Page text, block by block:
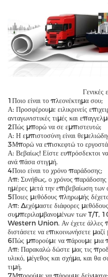
Γενικές
1Ποιο είναι το πλεονέκτημα σου;
Α: Προσφέρουμε ειλικρινείς
ανταγωνιστικές τιμές και
2Πώς μπορώ να σε εμπιστευτώ;
Α: Η εμπιστοσύνη είναι
3Μπορώ να επισκεφτώ το
Α: Βεβαίως! Είστε ευπρόσδεκτοι
ανά πάσα στιγμή.
4Ποιο είναι το χρόνο παράδοσης;
Απ: Συνήθως, ο χρόνος
ημέρες μετά την επιβεβαίωση των
5Ποιες μεθόδους πληρωμής
Απ: Δεχόμαστε διάφορες
συμπεριλαμβανομένων των T/T,
Western Union. Αν έχετε άλλες
διστάσετε να επικοινωνήσετε
6Πώς μπορούμε να πάρουμε μια
Απ: Παρακαλώ δώστε μας τις
υλικό, μέγεθος και σχήμα, και θα
τιμή.